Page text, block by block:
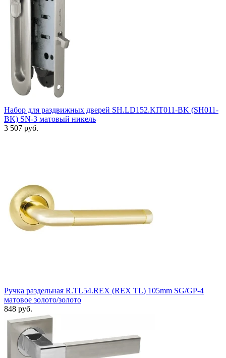
Набор для раздвижных дверей SH.LD152.KIT011-BK (SH011-
BK) SN-3 матовый никель
3 507 руб.
Ручка раздельная R.TL54.REX (REX TL) 105mm SG/GP-4
матовое золото/золото
848 руб.